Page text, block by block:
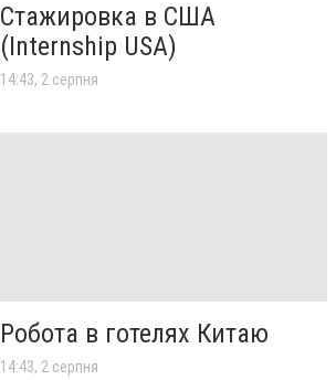
Стажировка в США
(Internship USA)
14:43, 2 серпня
Робота в готелях Китаю
14:43, 2 серпня